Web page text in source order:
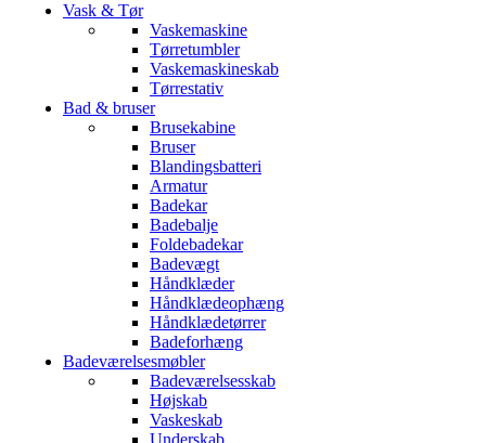
Vask & Tør
Vaskemaskine
Tørretumbler
Vaskemaskineskab
Tørrestativ
Bad & bruser
Brusekabine
Bruser
Blandingsbatteri
Armatur
Badekar
Badebalje
Foldebadekar
Badevægt
Håndklæder
Håndklædeophæng
Håndklædetørrer
Badeforhæng
Badeværelsesmøbler
Badeværelsesskab
Højskab
Vaskeskab
Underskab